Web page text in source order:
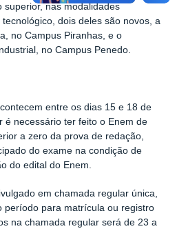
superior, nas modalidades
dois deles são novos, a
no Campus Piranhas, e o
no Campus Penedo.
entre os dias 15 e 18 de
é necessário ter feito o Enem de
a zero da prova de redação,
do exame na condição de
do edital do Enem.
em chamada regular única,
período para matrícula ou registro
na chamada regular será de 23 a